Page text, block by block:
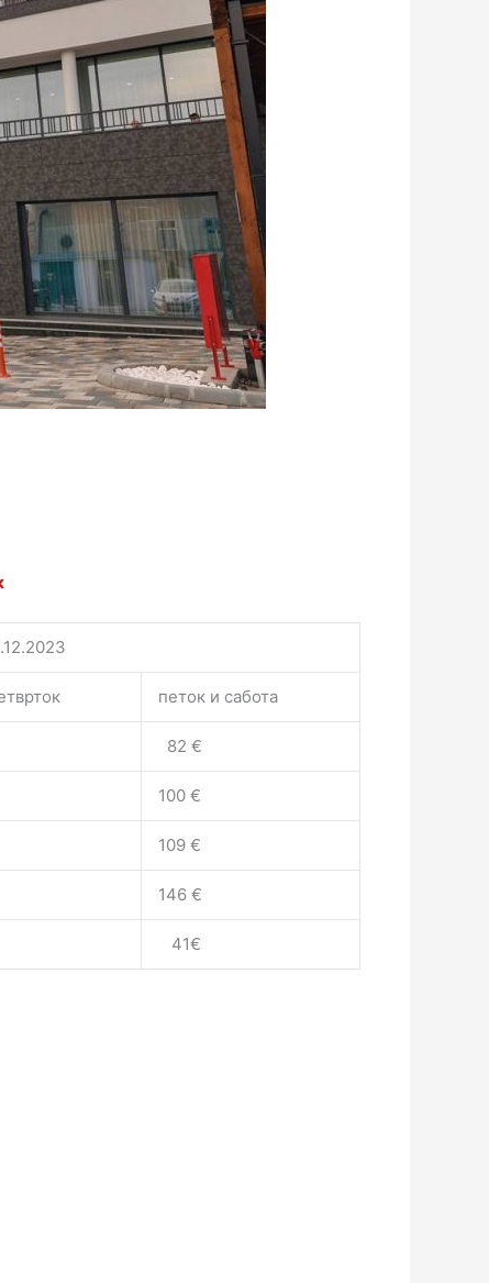
петок и сабота
82 €
100 €
109 €
146 €
41€